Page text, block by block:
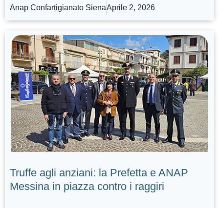
Anap Confartigianato SienaAprile 2, 2026
Truffe agli anziani: la Prefetta e ANAP
Messina in piazza contro i raggiri